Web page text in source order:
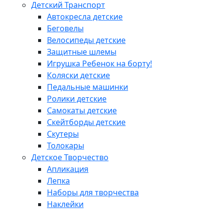
Детский Транспорт
Автокресла детские
Беговелы
Велосипеды детские
Защитные шлемы
Игрушка Ребенок на борту!
Коляски детские
Педальные машинки
Ролики детские
Самокаты детские
Скейтборды детские
Скутеры
Толокары
Детское Творчество
Апликация
Лепка
Наборы для творчества
Наклейки